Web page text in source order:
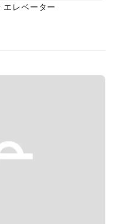
エレベーター